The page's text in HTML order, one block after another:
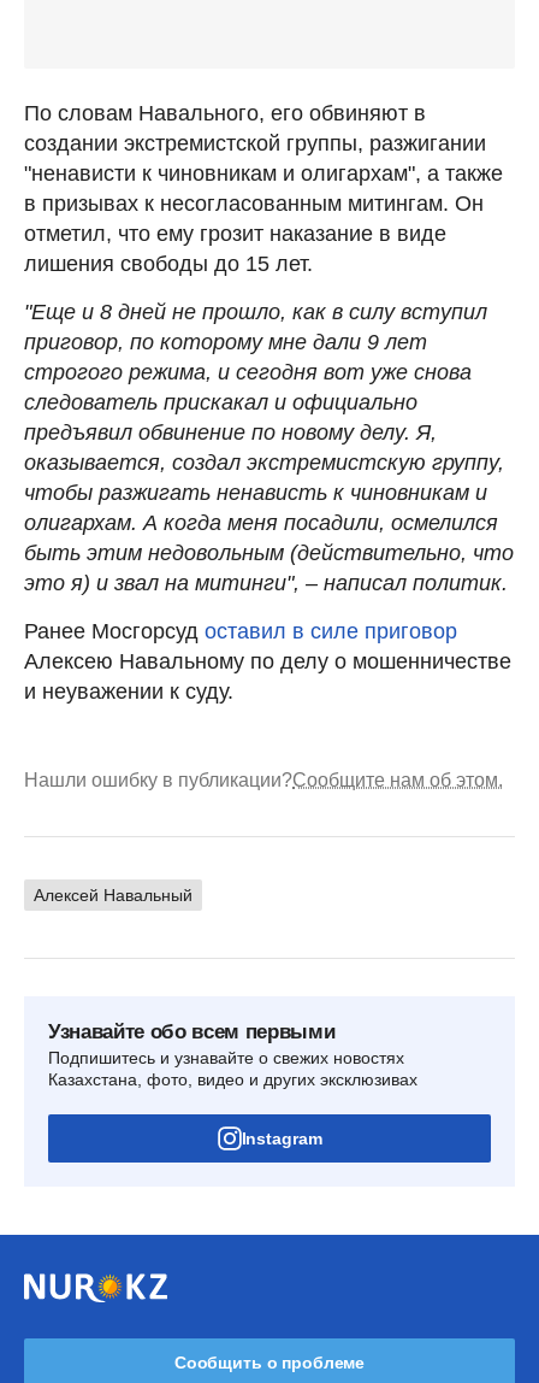
По словам Навального, его обвиняют в
создании экстремистской группы, разжигании
"ненависти к чиновникам и олигархам", а также
в призывах к несогласованным митингам. Он
отметил, что ему грозит наказание в виде
лишения свободы до 15 лет.
"Еще и 8 дней не прошло, как в силу вступил
приговор, по которому мне дали 9 лет
строгого режима, и сегодня вот уже снова
следователь прискакал и официально
предъявил обвинение по новому делу. Я,
оказывается, создал экстремистскую группу,
чтобы разжигать ненависть к чиновникам и
олигархам. А когда меня посадили, осмелился
быть этим недовольным (действительно, что
это я) и звал на митинги", – написал политик.
Ранее Мосгорсуд оставил в силе приговор
Алексею Навальному по делу о мошенничестве
и неуважении к суду.
Нашли ошибку в публикации?Сообщите нам об этом.
Алексей Навальный
Узнавайте обо всем первыми
Подпишитесь и узнавайте о свежих новостях
Казахстана, фото, видео и других эксклюзивах
Instagram
Сообщить о проблеме